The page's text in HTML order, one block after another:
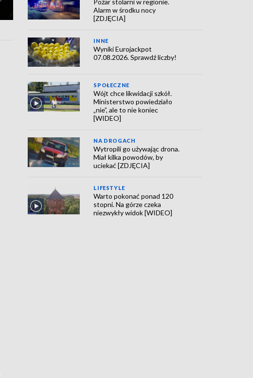
Alarm w środku nocy
[ZDJĘCIA]
INNE
Wyniki Eurojackpot
07.08.2026. Sprawdź liczby!
SPOŁECZNE
Wójt chce likwidacji szkół.
Ministerstwo powiedziało
„nie”, ale to nie koniec
[WIDEO]
NA DROGACH
Wytropili go używając drona.
Miał kilka powodów, by
uciekać [ZDJĘCIA]
LIFESTYLE
Warto pokonać ponad 120
stopni. Na górze czeka
niezwykły widok [WIDEO]